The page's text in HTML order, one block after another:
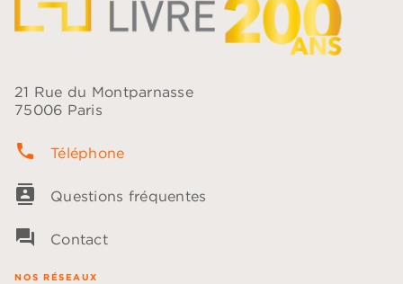
21 Rue du Montparnasse
75006 Paris
phone Téléphone
contacts Questions fréquentes
question_answer Contact
NOS RÉSEAUX